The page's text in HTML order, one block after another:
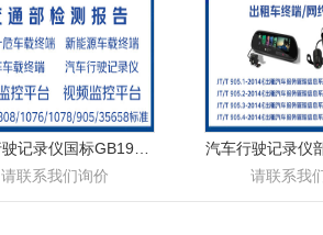
请联系我们询价
请联系我